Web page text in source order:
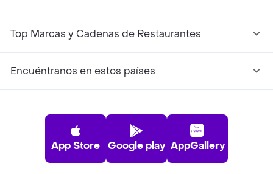
Top Marcas y Cadenas de Restaurantes
Encuéntranos en estos países
App Store Google play AppGallery